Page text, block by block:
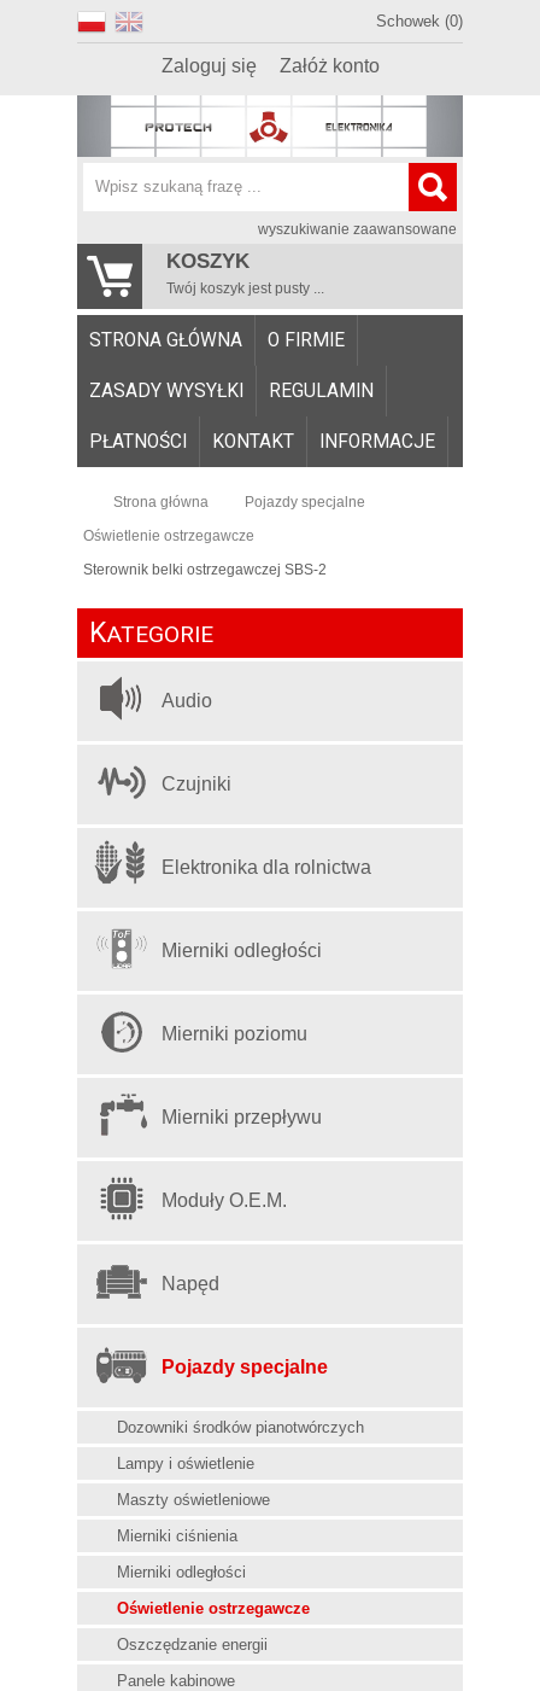
Schowek (0)
Zaloguj się Załóż konto
wyszukiwanie zaawansowane
KOSZYK
Twój koszyk jest pusty ...
STRONA GŁÓWNA O FIRMIE
ZASADY WYSYŁKI REGULAMIN
PŁATNOŚCI KONTAKT INFORMACJE
Strona główna
Pojazdy specjalne
Oświetlenie ostrzegawcze
Sterownik belki ostrzegawczej SBS-2
KATEGORIE
Audio
Czujniki
Elektronika dla rolnictwa
Mierniki odległości
Mierniki poziomu
Mierniki przepływu
Moduły O.E.M.
Napęd
Pojazdy specjalne
Dozowniki środków pianotwórczych
Lampy i oświetlenie
Maszty oświetleniowe
Mierniki ciśnienia
Mierniki odległości
Oświetlenie ostrzegawcze
Oszczędzanie energii
Panele kabinowe